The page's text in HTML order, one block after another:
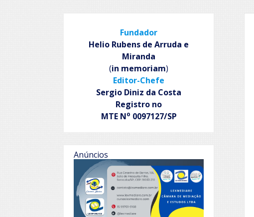
Fundador
Helio Rubens de Arruda e
Miranda
(in memoriam)
Editor-Chefe
Sergio Diniz da Costa
Registro no
MTE No 0097127/SP
Anúncios